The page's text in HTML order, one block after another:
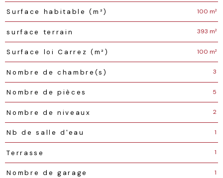
Surface habitable (m²) 100 m²
surface terrain 393 m²
Surface loi Carrez (m²) 100 m²
Nombre de chambre(s) 3
Nombre de pièces 5
Nombre de niveaux 2
Nb de salle d'eau 1
Terrasse 1
Nombre de garage 1